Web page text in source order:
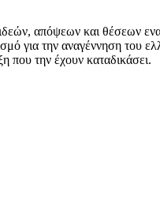
απόψεων και θέσεων
για την αναγέννηση του
που την έχουν καταδικάσει.